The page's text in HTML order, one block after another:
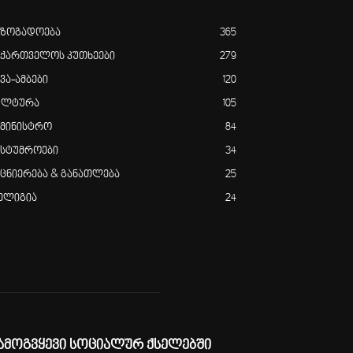
365
კუთხეები 279
ამბები 120
105
84
34
& განათლება 25
24
სოციალურ ქსელებში